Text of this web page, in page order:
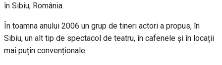
în Sibiu, România.
În toamna anului 2006 un grup de tineri actori a propus, în
Sibiu, un alt tip de spectacol de teatru, în cafenele și în locații
mai puțin convenționale.